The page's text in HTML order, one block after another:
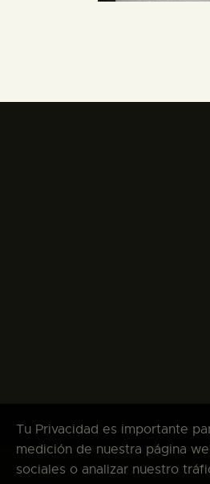
Tu Privacidad es importante
medición de nuestra página
sociales o analizar nuestro